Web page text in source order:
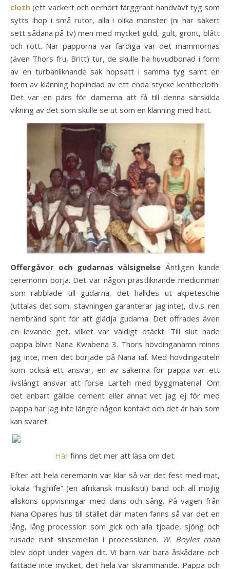
cloth(ett vackert och oerhört färggrant handvävt tyg som
sytts ihop i små rutor, alla i olika mönster (ni har säkert
sett sådana på tv) men med mycket guld, gult, grönt, blått
och rött. När papporna var färdiga var det mammornas
(även Thors fru, Britt) tur, de skulle ha huvudbonad i form
av en turbanliknande sak hopsatt i samma tyg samt en
form av klänning hoplindad av ett enda stycke kenthecloth.
Det var en pärs för damerna att få till denna särskilda
vikning av det som skulle se ut som en klänning med hatt.
Offergåvor och gudarnas välsignelse Äntligen kunde
ceremonin börja. Det var någon prästliknande medicinman
som rabblade till gudarna, det hälldes ut akpeteschie
(uttalas det som, stavningen garanterar jag inte), d.v.s. ren
hembränd sprit för att glädja gudarna. Det offrades även
en levande get, vilket var väldigt otäckt. Till slut hade
pappa blivit Nana Kwabena 3. Thors hövdinganamn minns
jag inte, men det började på Nana iaf. Med hövdingatiteln
kom också ett ansvar, en av sakerna för pappa var ett
livslångt ansvar att förse Larteh med byggmaterial. Om
det enbart gällde cement eller annat vet jag ej för med
pappa har jag inte längre någon kontakt och det är han som
kan svaret.
Härfinns det mer att läsa om det.
Efter att hela ceremonin var klar så var det fest med mat,
lokala ”highlife” (en afrikansk musikstil) band och all möjlig
allsköns uppvisningar med dans och sång. På vägen från
Nana Opares hus till stället där maten fanns så var det en
lång, lång procession som gick och alla tjoade, sjöng och
rusade runt sinsemellan i processionen. W. Boyles road
blev döpt under vägen dit. Vi barn var bara åskådare och
fattade inte mycket, det hela var skrämmande. Pappa och